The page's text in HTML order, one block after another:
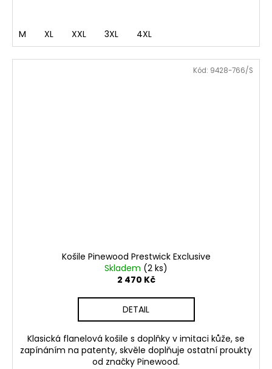
M XL XXL 3XL 4XL
Košile Pinewood Prestwick Exclusive
Skladem (2 ks)
2 470 Kč
DETAIL
Klasická flanelová košile s doplňky v imitaci kůže, se
zapínáním na patenty, skvěle doplňuje ostatní proukty
od značky Pinewood.
Kód: 9428-766/S